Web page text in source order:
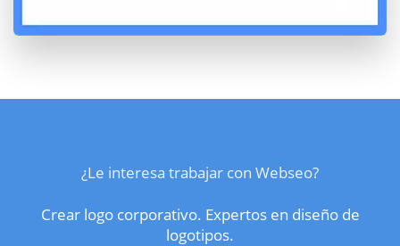
¿Le interesa trabajar con Webseo?
Crear logo corporativo. Expertos en diseño de
logotipos.